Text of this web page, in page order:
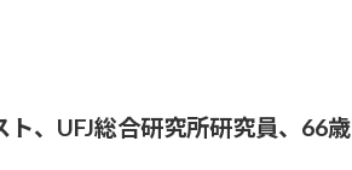
、UFJ総合研究所研究員、66歳